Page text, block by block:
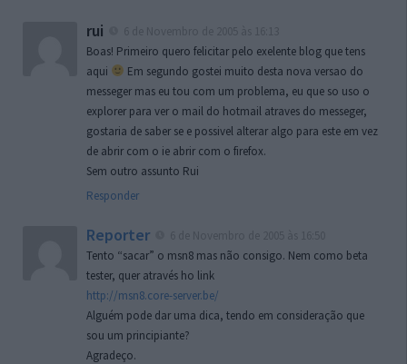
rui
Boas! Primeiro quero felicitar pelo exelente blog que tens
aqui
Em segundo gostei muito desta nova versao do
messeger mas eu tou com um problema, eu que so uso o
explorer para ver o mail do hotmail atraves do messeger,
gostaria de saber se e possivel alterar algo para este em vez
de abrir com o ie abrir com o firefox.
Sem outro assunto Rui
Responder
Reporter
Tento “sacar” o msn8 mas não consigo. Nem como beta
tester, quer através ho link
http://msn8.core-server.be/
Alguém pode dar uma dica, tendo em consideração que
sou um principiante?
Agradeço.